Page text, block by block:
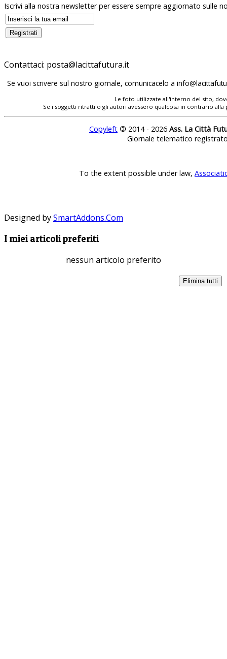
Iscrivi alla nostra newsletter per essere sempre aggiornato sulle
Contattaci:
Se vuoi scrivere sul nostro giornale, comunicacelo a
Le foto utilizzate all'interno del sito,
Se i soggetti ritratti o gli autori avessero qualcosa in contrario
Copyleft © 2014 - 2026 Ass. La Città
Giornale telematico
To the extent possible under law,
Designed bySmartAddons.Com
I miei articoli preferiti
nessun articolo preferito